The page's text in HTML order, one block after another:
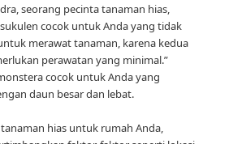
seorang pecinta tanaman hias,
cocok untuk Anda yang tidak
merawat tanaman, karena kedua
perawatan yang minimal.”
cocok untuk Anda yang
daun besar dan lebat.
hias untuk rumah Anda,